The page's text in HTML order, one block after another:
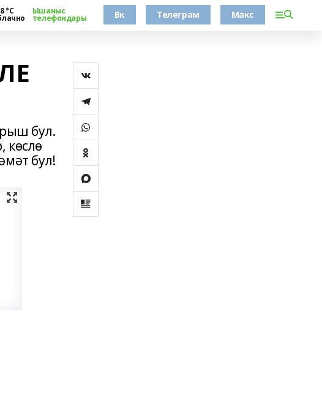
°С Ышаныс
телефондары Вк Телеграм Макс
бул.
көслө
бул!